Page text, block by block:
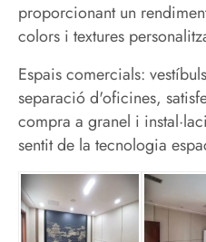
proporcionant un
colors i textures
Espais comercials:
separació d'oficines,
compra a granel i
sentit de la tecnologia